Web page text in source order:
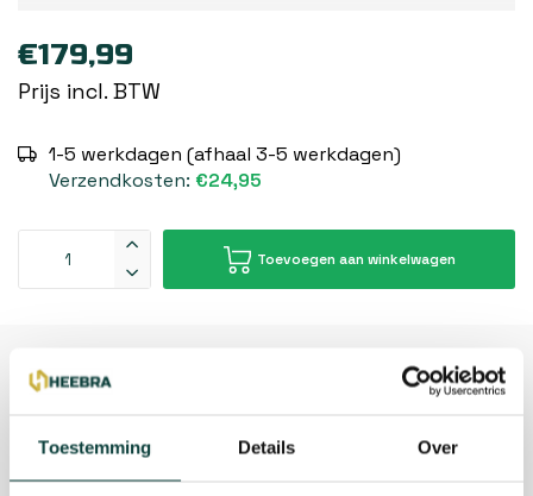
Toestemming Details Over
€179,99
Prijs incl. BTW
1-5 werkdagen (afhaal 3-5 werkdagen)
Verzendkosten: €24,95
Toevoegen aan winkelwagen
Specificaties